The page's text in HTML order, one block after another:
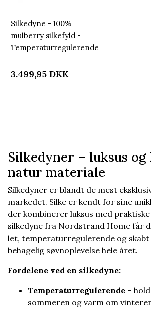
Silkedyne - 100%
mulberry silkefyld -
Temperaturregulerende
Nordstrand Home
3.499,95 DKK
Silkedyner – luksus
natur materiale
Silkedyner er blandt de mest
markedet. Silke er kendt for sine
der kombinerer luksus med
silkedyne fra Nordstrand Home får
let, temperaturregulerende og skabt
behagelig søvnoplevelse hele året.
Fordelene ved en silkedyne:
Temperaturregulerende –
sommeren og varm om